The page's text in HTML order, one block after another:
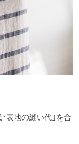
表地の縫い代｣を合